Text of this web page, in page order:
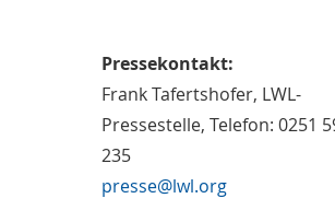
Pressekontakt:
Frank Tafertshofer, LWL-
Pressestelle, Telefon: 0251
235
presse@lwl.org